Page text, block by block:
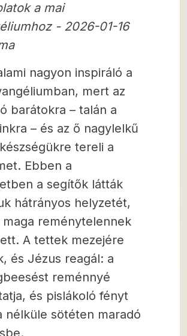
a mai
- 2026-01-16
nagyon inspiráló a
mert az
barátokra – talán a
– és az ő nagylelkű
tereli a
Ebben a
a segítők látták
hátrányos helyzetét,
maga reménytelennek
A tettek mezejére
és Jézus reagál: a
reménnyé
és pislákoló fényt
nélküle sötéten maradó